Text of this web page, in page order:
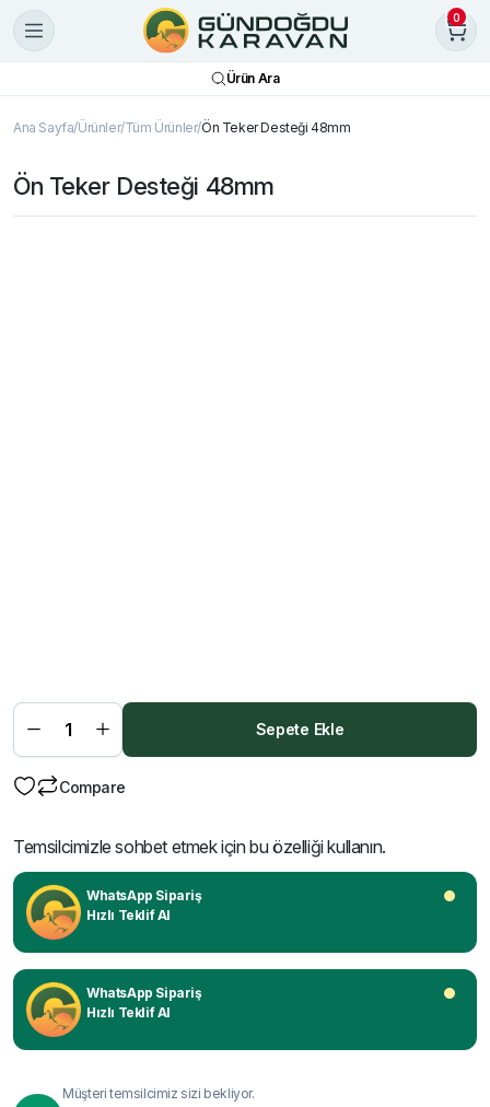
0
Ürün Ara
Ana Sayfa Ürünler Tüm Ürünler Ön Teker Desteği 48mm
Ön Teker Desteği 48mm
Sepete Ekle
Compare
Temsilcimizle sohbet etmek için bu özelliği kullanın.
WhatsApp Sipariş
Hızlı Teklif Al
WhatsApp Sipariş
Hızlı Teklif Al
Müşteri temsilcimiz sizi bekliyor.